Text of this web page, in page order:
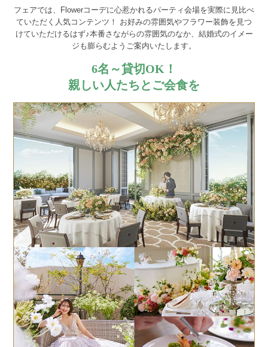
フェアでは、Flowerコーデに心惹かれるパーティ会場を実際に見比べ
ていただく人気コンテンツ！
お好みの雰囲気やフラワー装飾を見つ
けていただけるはず♪本番さながらの雰囲気のなか、結婚式のイメー
ジも膨らむようご案内いたします。
6名～貸切OK！
親しい人たちとご会食を